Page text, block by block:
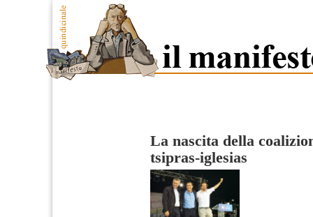
La nascita della
tsipras-iglesias